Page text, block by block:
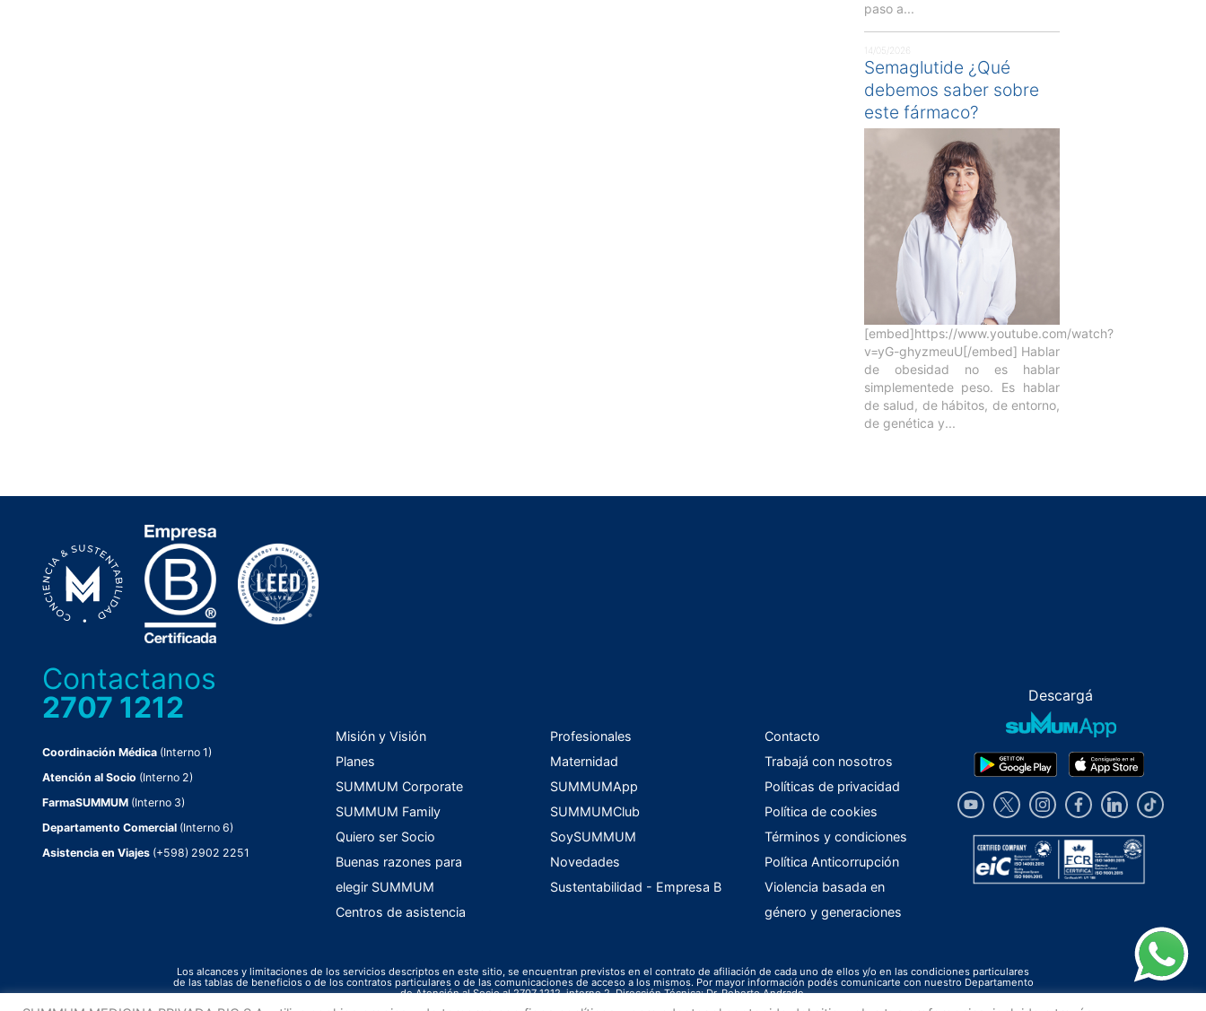
paso a...
14/05/2026
Semaglutide ¿Qué
debemos saber sobre
este fármaco?
[embed]https://www.youtube.com/watch?
v=yG-ghyzmeuU[/embed] Hablar
de obesidad no es hablar
simplementede peso. Es hablar
de salud, de hábitos, de entorno,
de genética y...
Contactanos
2707 1212
Coordinación Médica (Interno 1)
Atención al Socio (Interno 2)
FarmaSUMMUM (Interno 3)
Departamento Comercial (Interno 6)
Asistencia en Viajes (+598) 2902 2251
Misión y Visión
Planes
SUMMUM Corporate
SUMMUM Family
Quiero ser Socio
Buenas razones para
elegir SUMMUM
Centros de asistencia
Profesionales
Maternidad
SUMMUMApp
SUMMUMClub
SoySUMMUM
Novedades
Sustentabilidad - Empresa B
Contacto
Trabajá con nosotros
Políticas de privacidad
Política de cookies
Términos y condiciones
Política Anticorrupción
Violencia basada en
género y generaciones
Descargá
Los alcances y limitaciones de los servicios descriptos en este sitio, se encuentran previstos en el contrato de afiliación de cada uno de ellos y/o en las condiciones particulares
de las tablas de beneficios o de los contratos particulares o de las comunicaciones de acceso a los mismos. Por mayor información podés comunicarte con nuestro Departamento
de Atención al Socio al 2707 1212, interno 2. Dirección Técnica: Dr. Roberto Andrade.